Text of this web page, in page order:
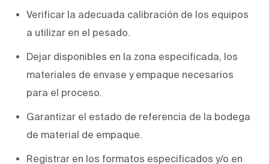
Verificar la adecuada calibración de los equipos
a utilizar en el pesado.
Dejar disponibles en la zona especificada, los
materiales de envase y empaque necesarios
para el proceso.
Garantizar el estado de referencia de la bodega
de material de empaque.
Registrar en los formatos especificados y/o en